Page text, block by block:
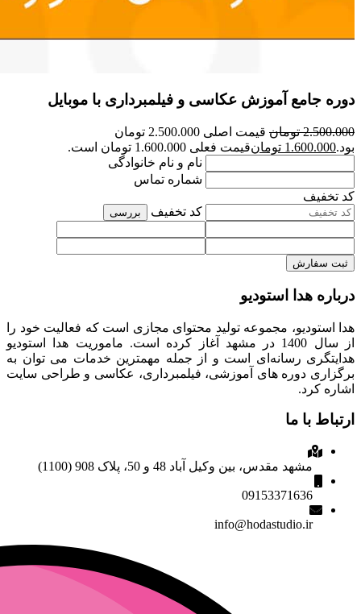
دوره جامع آموزش عکاسی و فیلمبرداری با موبایل
2.500.000 تومان
قیمت اصلی 2.500.000 تومان
بود.1.600.000 تومانقیمت فعلی 1.600.000 تومان است.
نام و نام خانوادگی
شماره تماس
کد تخفیف
کد تخفیف
بررسی
ثبت سفارش
درباره هدا استودیو
هدا استودیو، مجموعه تولید محتوای مجازی است که فعالیت خود را
از سال 1400 در مشهد آغاز کرده است. ماموریت هدا استودیو
هدایتگری رسانه‌ای است و از جمله مهمترین خدمات می توان به
برگزاری دوره های آموزشی، فیلمبرداری، عکاسی و طراحی سایت
اشاره کرد.
ارتباط با ما
مشهد مقدس، بین وکیل آباد 48 و 50، پلاک 908 (1100)
info@hodastudio.ir